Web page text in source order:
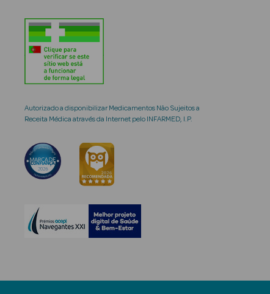
Autorizado a disponibilizar Medicamentos Não Sujeitos a
Receita Médica através da Internet pelo INFARMED, I.P.